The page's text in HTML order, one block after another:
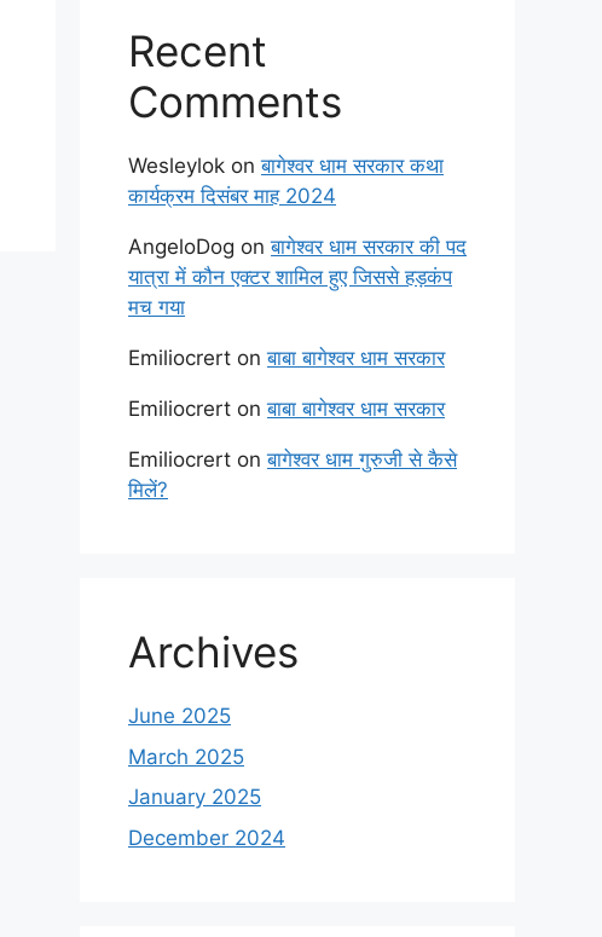
Recent
Comments
Wesleylok onबागेश्वर धाम सरकार कथा
कार्यक्रम दिसंबर माह 2024
AngeloDog onबागेश्वर धाम सरकार की पद
यात्रा में कौन एक्टर शामिल हुए जिससे हड़कंप
मच गया
Emiliocrert onबाबा बागेश्वर धाम सरकार
Emiliocrert onबाबा बागेश्वर धाम सरकार
Emiliocrert onबागेश्वर धाम गुरुजी से कैसे
मिलें?
Archives
June 2025
March 2025
January 2025
December 2024